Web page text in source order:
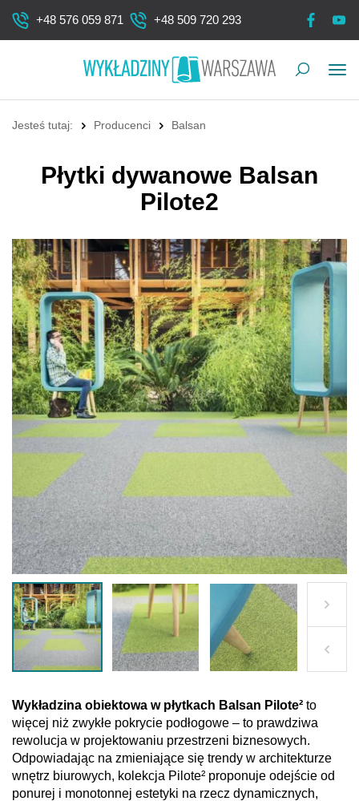
+48 576 059 871 +48 509 720 293
Jesteś tutaj: Producenci Balsan
Płytki dywanowe Balsan
Pilote2
Wykładzina obiektowa w płytkach Balsan Pilote² to
więcej niż zwykłe pokrycie podłogowe – to prawdziwa
rewolucja w projektowaniu przestrzeni biznesowych.
Odpowiadając na zmieniające się trendy w architekturze
wnętrz biurowych, kolekcja Pilote² proponuje odejście od
ponurej i monotonnej estetyki na rzecz dynamicznych,